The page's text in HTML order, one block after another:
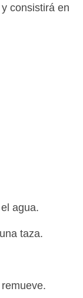
consistirá en
agua.
taza.